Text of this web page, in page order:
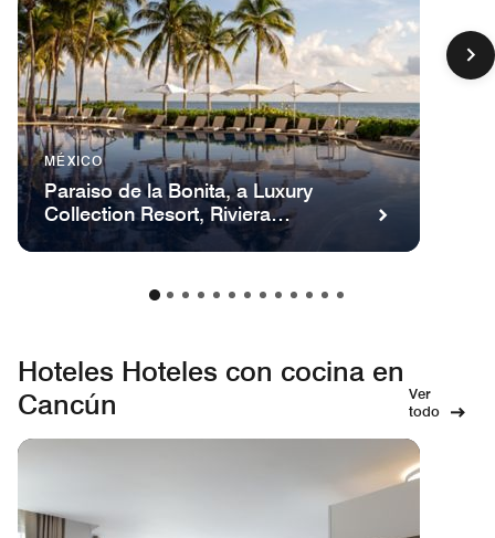
MÉXICO
Paraiso de la Bonita, a Luxury
Collection Resort, Riviera
Maya, Todo Incluido, adultos
Hoteles Hoteles con cocina en
Cancún
Ver
todo